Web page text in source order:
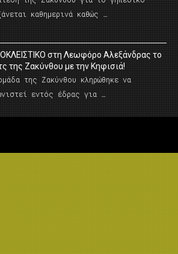
καθημερινά καθώς …
στη Λεωφόρο Αλεξάνδρας το
της Ζακύνθου με την Κηφισιά!
της Ζακύνθου κληρώθηκε να
εντός έδρας για …